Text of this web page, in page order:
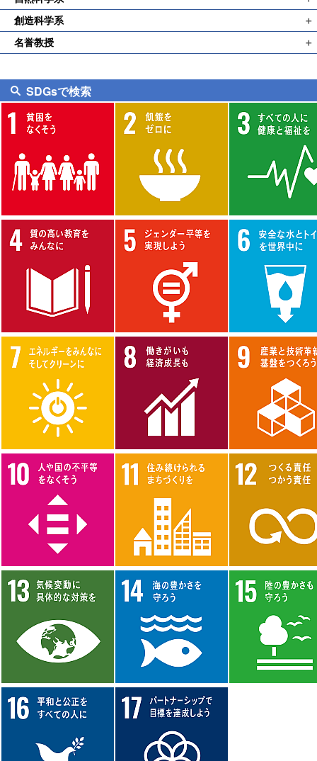
幼児教育講座
養護教育講座
心理講座
福祉講座
教育実践グループ
教職キャリアセンター
日本語教育講座
社会科教育講座
日本語教育支援センター
数学教育講座
情報教育講座
創造科学系
＋
音楽教育講座
保健体育講座
技術教育講座
健康支援センター
名誉教授
＋
人文社会科学系
自然科学系
創造科学系
SDGsで検索